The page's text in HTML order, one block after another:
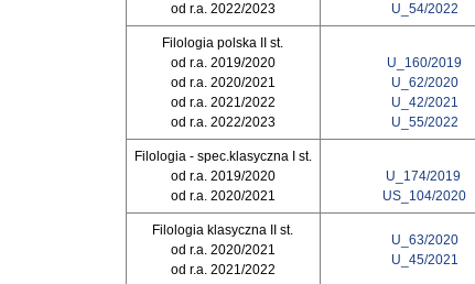
od r.a. 2022/2023
U_54/2022
Filologia polska II st.
od r.a. 2019/2020
od r.a. 2020/2021
od r.a. 2021/2022
od r.a. 2022/2023
U_160/2019
U_62/2020
U_42/2021
U_55/2022
Filologia - spec.klasyczna I st.
od r.a. 2019/2020
od r.a. 2020/2021
U_174/2019
US_104/2020
Filologia klasyczna II st.
od r.a. 2020/2021
od r.a. 2021/2022
U_63/2020
U_45/2021